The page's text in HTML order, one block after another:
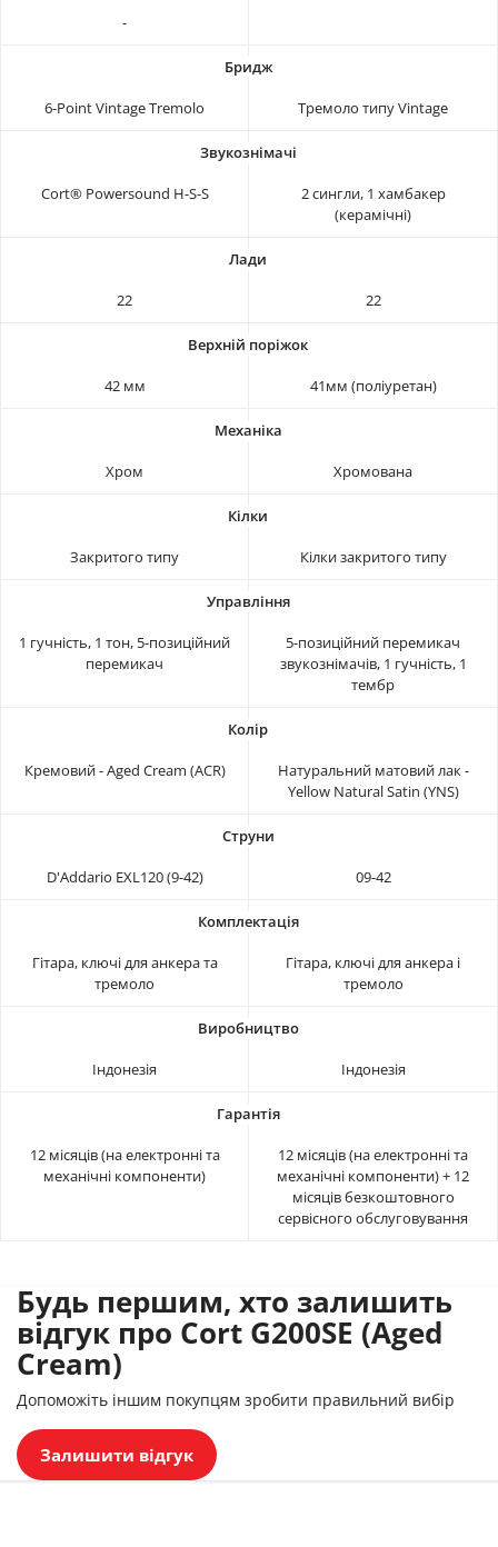
-
6-Point Vintage Tremolo Тремоло типу Vintage
Cort® Powersound H-S-S
2 сингли, 1 хамбакер
(керамічні)
22 22
42 мм 41мм (поліуретан)
Хром Хромована
Закритого типу Кілки закритого типу
1 гучність, 1 тон, 5-позиційний
перемикач
5-позиційний перемикач
звукознімачів, 1 гучність, 1
тембр
Кремовий - Aged Cream (ACR)
Натуральний матовий лак -
Yellow Natural Satin (YNS)
D'Addario EXL120 (9-42) 09-42
Гітара, ключі для анкера та
тремоло
Гітара, ключі для анкера і
тремоло
Індонезія Індонезія
12 місяців (на електронні та
механічні компоненти)
12 місяців (на електронні та
механічні компоненти) + 12
місяців безкоштовного
сервісного обслуговування
Будь першим, хто залишить
відгук про Cort G200SE (Aged
Cream)
Допоможіть іншим покупцям зробити правильний вибір
Залишити відгук